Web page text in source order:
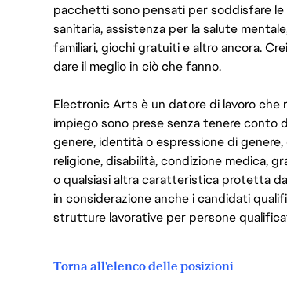
pacchetti sono pensati per soddisfare
sanitaria, assistenza per la salute
familiari, giochi gratuiti e altro ancora.
dare il meglio in ciò che fanno.
Electronic Arts è un datore di lavoro
impiego sono prese senza tenere conto
genere, identità o espressione di
religione, disabilità, condizione medica,
o qualsiasi altra caratteristica protetta
in considerazione anche i candidati
strutture lavorative per persone
Torna all'elenco delle posizioni